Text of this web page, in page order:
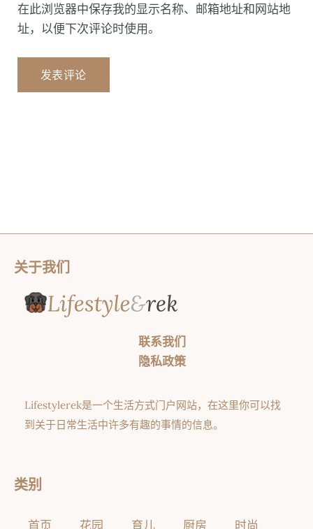
在此浏览器中保存我的显示名称、邮箱地址和网站地
址，以便下次评论时使用。
关于我们
联系我们
隐私政策
Lifestylerek是一个生活方式门户网站，在这里你可以找
到关于日常生活中许多有趣的事情的信息。
类别
首页 花园 育儿 厨房 时尚